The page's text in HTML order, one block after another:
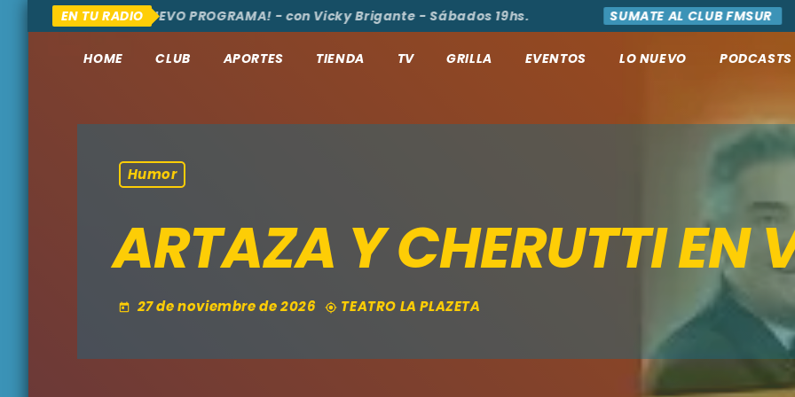
EN TU RADIO
Y ALLÁ ¡NUEVO PROGRAMA! - con Vicky Brigante - Sábados 19hs. SUMATE AL CLUB FMSUR
HOME CLUB APORTES TIENDA TV GRILLA EVENTOS LO NUEVO PODCASTS
Humor
ARTAZA Y CHERUTTI EN
today 27 de noviembre de 2026 my_location TEATRO LA PLAZETA